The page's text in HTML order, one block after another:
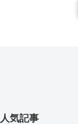
人気記事